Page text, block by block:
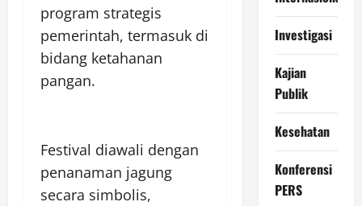
program strategis
pemerintah, termasuk di
bidang ketahanan
pangan.
Festival diawali dengan
penanaman jagung
secara simbolis,
Investigasi
Kajian
Publik
Kesehatan
Konferensi
PERS